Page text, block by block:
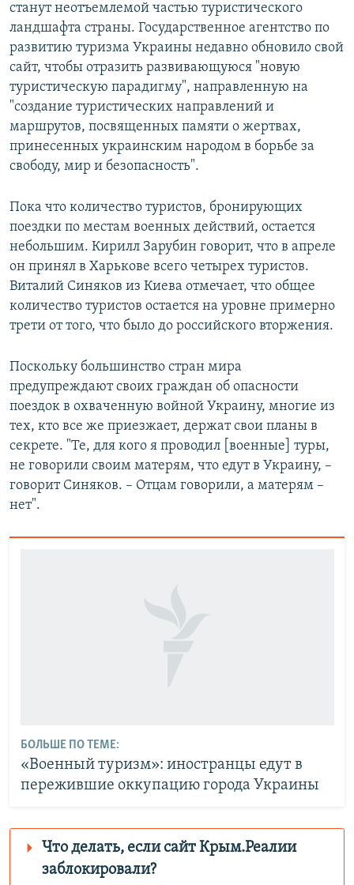
станут неотъемлемой частью туристического
ландшафта страны. Государственное агентство по
развитию туризма Украины недавно обновило свой
сайт, чтобы отразить развивающуюся "новую
туристическую парадигму", направленную на
"создание туристических направлений и
маршрутов, посвященных памяти о жертвах,
принесенных украинским народом в борьбе за
свободу, мир и безопасность".
Пока что количество туристов, бронирующих
поездки по местам военных действий, остается
небольшим. Кирилл Зарубин говорит, что в апреле
он принял в Харькове всего четырех туристов.
Виталий Синяков из Киева отмечает, что общее
количество туристов остается на уровне примерно
трети от того, что было до российского вторжения.
Поскольку большинство стран мира
предупреждают своих граждан об опасности
поездок в охваченную войной Украину, многие из
тех, кто все же приезжает, держат свои планы в
секрете. "Те, для кого я проводил [военные] туры,
не говорили своим матерям, что едут в Украину, –
говорит Синяков. – Отцам говорили, а матерям –
нет".
БОЛЬШЕ ПО ТЕМЕ:
«Военный туризм»: иностранцы едут в
пережившие оккупацию города Украины
Что делать, если сайт Крым.Реалии
заблокировали?